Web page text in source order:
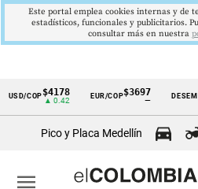
Cintillo
económicos
COP$4178
▲ 0.42
EUR/COP$3697
Pico y Placa Medellín
menu
Este portal emplea cookies internas y de
estadísticos, funcionales y publicitarios.
consultar más en nuestra